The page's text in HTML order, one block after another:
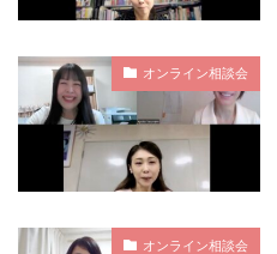
オンライン相談会
オンライン相談会